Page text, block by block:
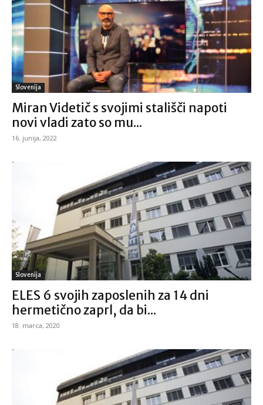
Slovenija
Miran Videtič s svojimi stališči napoti
novi vladi zato so mu...
16. junija, 2022
Slovenija
ELES 6 svojih zaposlenih za 14 dni
hermetično zaprl, da bi...
18. marca, 2020